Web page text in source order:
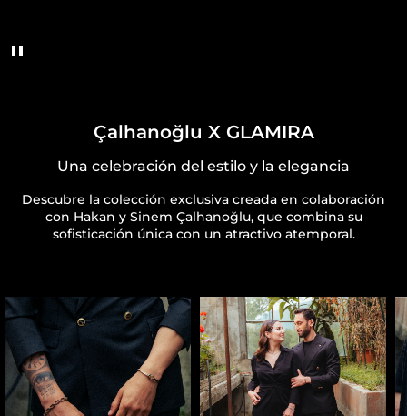
Çalhanoğlu X GLAMIRA
Una celebración del estilo y la elegancia
Descubre la colección exclusiva creada en colaboración
con Hakan y Sinem Çalhanoğlu, que combina su
sofisticación única con un atractivo atemporal.